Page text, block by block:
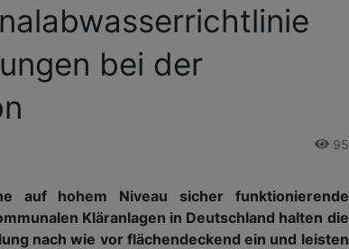
bei der
95
auf hohem Niveau sicher funktionierende
Kläranlagen in Deutschland halten die
nach wie vor flächendeckend ein und leisten